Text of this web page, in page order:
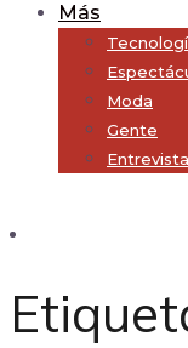
Más
Moda
Gente